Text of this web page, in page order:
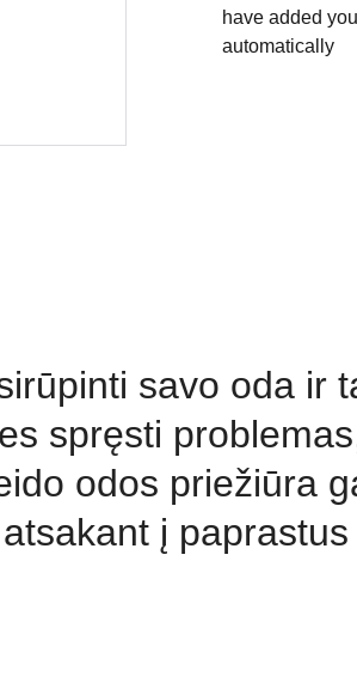
have added
automatically
savo oda ir
spręsti
odos priežiūra
į